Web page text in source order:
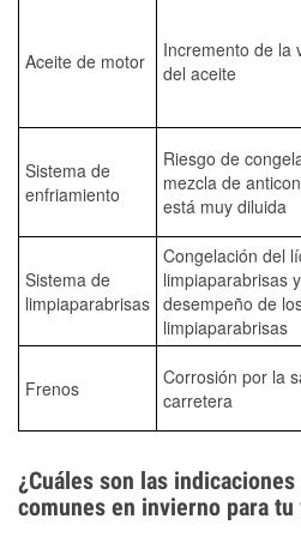
Aceite de motor
Incremento de la
del aceite
Sistema de
enfriamiento
Riesgo de
mezcla de
está muy diluida
Sistema de
limpiaparabrisas
Congelación del
limpiaparabrisas
desempeño de
limpiaparabrisas
Frenos
Corrosión por la
carretera
¿Cuáles son las
comunes en invierno para tu